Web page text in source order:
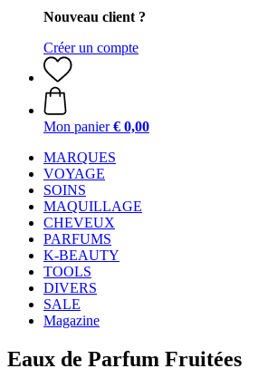
Nouveau client ?
Créer un compte
Mon panier € 0,00
MARQUES
VOYAGE
SOINS
MAQUILLAGE
CHEVEUX
PARFUMS
K-BEAUTY
TOOLS
DIVERS
SALE
Magazine
Eaux de Parfum Fruitées